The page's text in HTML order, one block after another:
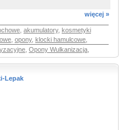
więcej »
akumulatory, kosmetyki
opony, klocki hamulcowe
Opony Wulkanizacja
Lepak